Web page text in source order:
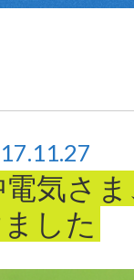
電気さ
した